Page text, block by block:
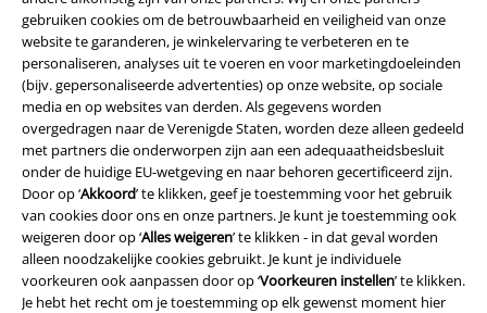
gebruiken cookies om de betrouwbaarheid en veiligheid van onze
website te garanderen, je winkelervaring te verbeteren en te
personaliseren, analyses uit te voeren en voor marketingdoeleinden
(bijv. gepersonaliseerde advertenties) op onze website, op sociale
media en op websites van derden. Als gegevens worden
overgedragen naar de Verenigde Staten, worden deze alleen gedeeld
met partners die onderworpen zijn aan een adequaatheidsbesluit
onder de huidige EU-wetgeving en naar behoren gecertificeerd zijn.
Door op ‘Akkoord’ te klikken, geef je toestemming voor het gebruik
van cookies door ons en onze partners. Je kunt je toestemming ook
weigeren door op ‘Alles weigeren’ te klikken - in dat geval worden
alleen noodzakelijke cookies gebruikt. Je kunt je individuele
voorkeuren ook aanpassen door op ‘Voorkeuren instellen’ te klikken.
Je hebt het recht om je toestemming op elk gewenst moment hier
Betaalmethodes
Verzending